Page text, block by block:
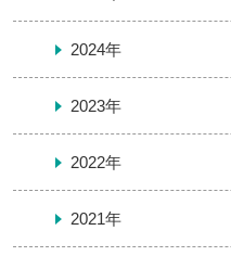
2024年
2023年
2022年
2021年